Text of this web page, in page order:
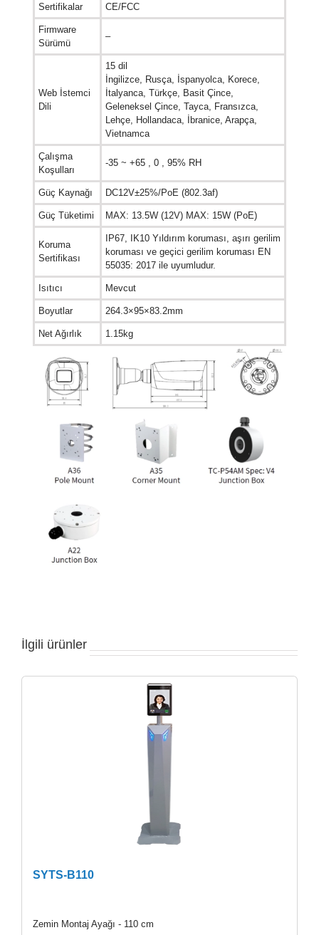
Sertifikalar CE/FCC
Firmware
Sürümü
–
Web İstemci
Dili
15 dil
İngilizce, Rusça, İspanyolca, Korece,
İtalyanca, Türkçe, Basit Çince,
Geleneksel Çince, Tayca, Fransızca,
Lehçe, Hollandaca, İbranice, Arapça,
Vietnamca
Çalışma
Koşulları
-35 ~ +65 , 0 , 95% RH
Güç Kaynağı DC12V±25%/PoE (802.3af)
Güç Tüketimi MAX: 13.5W (12V) MAX: 15W (PoE)
Koruma
Sertifikası
IP67, IK10 Yıldırım koruması, aşırı gerilim
koruması ve geçici gerilim koruması EN
55035: 2017 ile uyumludur.
Isıtıcı Mevcut
Boyutlar 264.3×95×83.2mm
Net Ağırlık 1.15kg
İlgili ürünler
SYTS-B110
Zemin Montaj Ayağı - 110 cm